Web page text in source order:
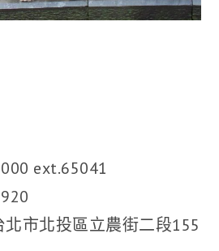
ext.65041
市北投區立農街二段155